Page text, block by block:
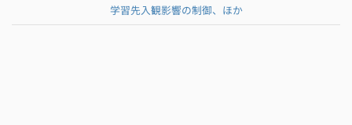
学習先入観影響の制御、ほか